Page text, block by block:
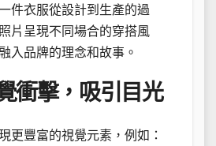
件衣服從設計到生產的過
片呈現不同場合的穿搭風
入品牌的理念和故事。
衝擊，吸引目光
更豐富的視覺元素，例如：